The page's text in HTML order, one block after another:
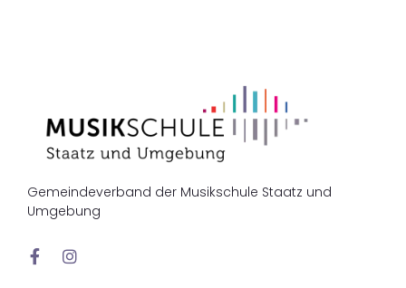
Gemeindeverband der Musikschule Staatz und
Umgebung